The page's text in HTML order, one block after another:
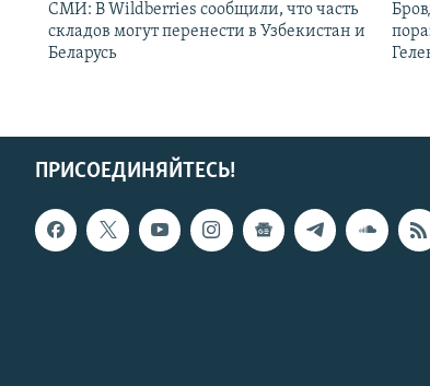
СМИ: В Wildberries сообщили, что часть
складов могут перенести в Узбекистан и
Беларусь
ПРИСОЕДИНЯЙТЕСЬ!